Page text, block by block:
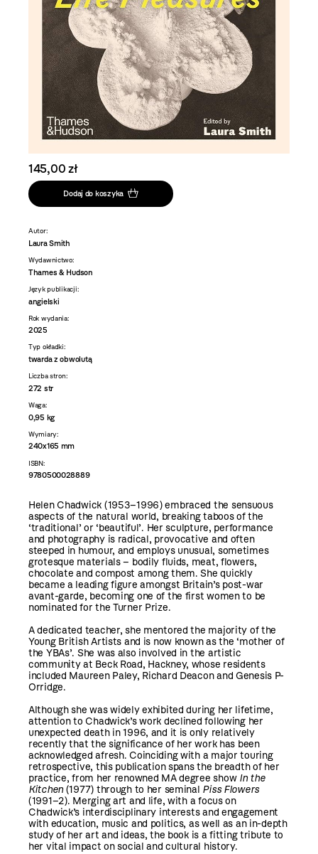
145,00 zł
Dodaj do koszyka
Autor:
Laura Smith
Wydawnictwo:
Thames & Hudson
Język publikacji:
angielski
Rok wydania:
2025
Typ okładki:
twarda z obwolutą
Liczba stron:
272 str
Waga:
0,95 kg
Wymiary:
240x165 mm
ISBN:
9780500028889
Helen Chadwick (1953–1996) embraced the sensuous
aspects of the natural world, breaking taboos of the
‘traditional’ or ‘beautiful’. Her sculpture, performance
and photography is radical, provocative and often
steeped in humour, and employs unusual, sometimes
grotesque materials – bodily fluids, meat, flowers,
chocolate and compost among them. She quickly
became a leading figure amongst Britain’s post-war
avant-garde, becoming one of the first women to be
nominated for the Turner Prize.
A dedicated teacher, she mentored the majority of the
Young British Artists and is now known as the ‘mother of
the YBAs’. She was also involved in the artistic
community at Beck Road, Hackney, whose residents
included Maureen Paley, Richard Deacon and Genesis P-
Orridge.
Although she was widely exhibited during her lifetime,
attention to Chadwick’s work declined following her
unexpected death in 1996, and it is only relatively
recently that the significance of her work has been
acknowledged afresh. Coinciding with a major touring
retrospective, this publication spans the breadth of her
practice, from her renowned MA degree show In the
Kitchen(1977) through to her seminal Piss Flowers
(1991–2). Merging art and life, with a focus on
Chadwick’s interdisciplinary interests and engagement
with education, music and politics, as well as an in-depth
study of her art and ideas, the book is a fitting tribute to
her vital impact on social and cultural history.